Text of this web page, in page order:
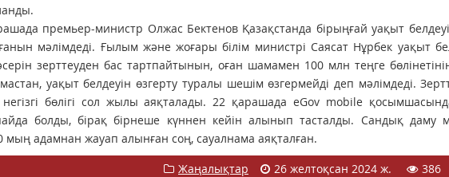
премьер-министр Олжас Бектенов Қазақстанда бірыңғай уақыт
мәлімдеді. Ғылым және жоғары білім министрі Саясат Нұрбек уақыт
зерттеуден бас тартпайтынын, оған шамамен 100 млн теңге
уақыт белдеуін өзгерту туралы шешім өзгермейді деп мәлімдеді.
бөлігі сол жылы аяқталады. 22 қарашада eGov mobile
болды, бірақ бірнеше күннен кейін алынып тасталды. Сандық даму
адамнан жауап алынған соң, сауалнама аяқталған.
Жаңалықтар
26 желтоқсан 2024 ж. 386